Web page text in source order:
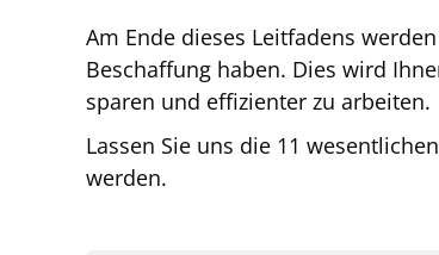
Am Ende dieses Leitfadens
Beschaffung haben. Dies wird
sparen und effizienter zu arbeiten.
Lassen Sie uns die 11
werden.